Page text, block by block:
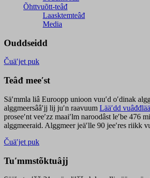
Õhttvuõtt-teâđ
Laasktemteâđ
Media
Ouddseidd
Čuäʹjet puk
Teâđ meeʹst
Säʹmmla liâ Euroopp unioon vuuʹd oʹdinak
alggmeersââʹjj lij juʹn raavuum Lääʹdd
proseeʹnt veeʹzz maaiʹlm naroodâst leʹbe 476
alggmeeraid. Alggmeer jeäʹlle 90 jeeʹres riikk
Čuäʹjet puk
Tuʹmmstõktuâjj